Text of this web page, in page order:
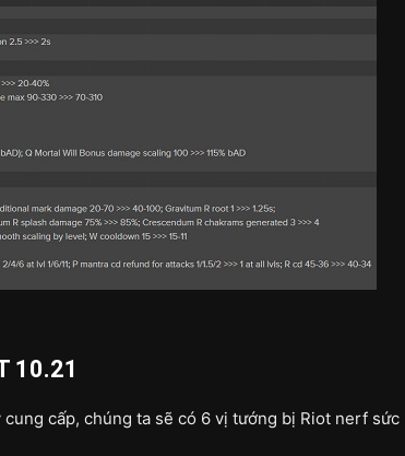
10.21
cấp, chúng ta sẽ có 6 vị tướng bị Riot nerf sức